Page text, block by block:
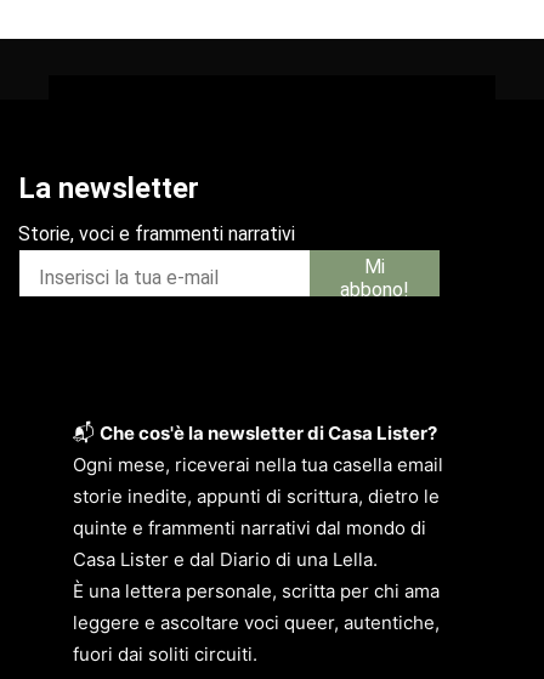
📬 Che cos'è la newsletter di Casa Lister?
Ogni mese, riceverai nella tua casella email
storie inedite, appunti di scrittura, dietro le
quinte e frammenti narrativi dal mondo di
Casa Lister e dal Diario di una Lella.
È una lettera personale, scritta per chi ama
leggere e ascoltare voci queer, autentiche,
fuori dai soliti circuiti.